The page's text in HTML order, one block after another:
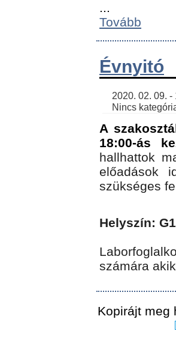
Tovább
Évnyitó
Nincs
A
18:00-ás
hallhattok
előadások
szükséges
Helyszín:
számára
Kopirájt meg